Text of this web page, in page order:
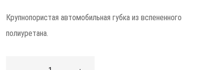
Крупнопористая автомобильная губка из вспененного
полиуретана.